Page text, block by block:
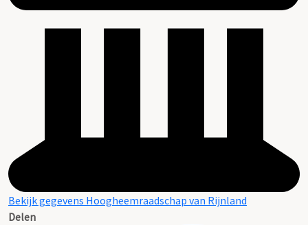
Bekijk gegevens Hoogheemraadschap van Rijnland
Delen